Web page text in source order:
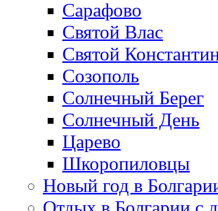
Сарафово
Святой Влас
Святой
Созополь
Солнечный Берег
Солнечный День
Царево
Шкоропиловцы
Новый год в